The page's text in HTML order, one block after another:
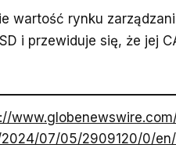
wartość rynku
i przewiduje się, że jej
07/05/2909120/0/